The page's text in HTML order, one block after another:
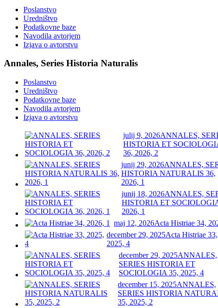
Poslanstvo
Uredništvo
Podatkovne baze
Navodila avtorjem
Izjava o avtorstvu
Annales, Series Historia Naturalis
Poslanstvo
Uredništvo
Podatkovne baze
Navodila avtorjem
Izjava o avtorstvu
julij 9, 2026ANNALES,
HISTORIA ET
36, 2026, 2
junij 29, 2026ANNALES,
HISTORIA NATURALIS 36,
2026, 1
junij 18, 2026ANNALES,
HISTORIA ET
2026, 1
maj 12, 2026Acta Histriae 34,
december 29, 2025Acta Histriae 33,
2025, 4
december 29, 2025ANNALES,
SERIES HISTORIA ET
SOCIOLOGIA 35, 2025, 4
december 15, 2025ANNALES,
SERIES HISTORIA
35, 2025, 2